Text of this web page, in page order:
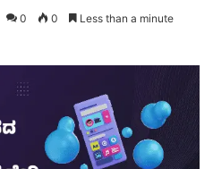
0 0 Less than a minute